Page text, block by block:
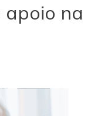
apoio na